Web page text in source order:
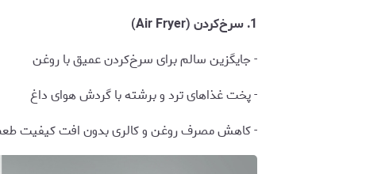
1. سرخ‌کردن (Air Fryer)
- جایگزین سالم برای سرخ‌کردن عمیق با روغن
- پخت غذاهای ترد و برشته با گردش هوای داغ
- کاهش مصرف روغن و کالری بدون افت کیفیت